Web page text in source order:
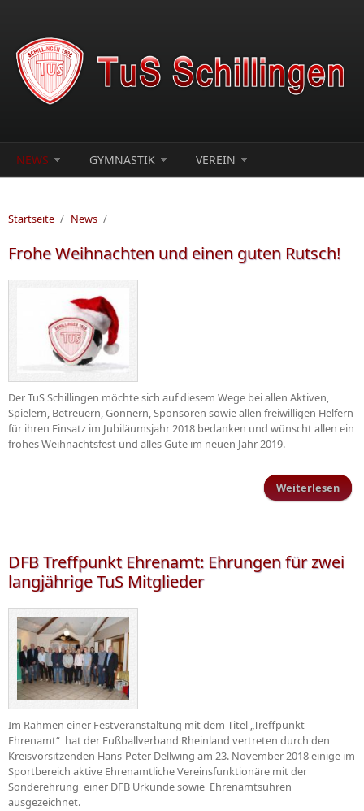
NEWS GYMNASTIK VEREIN
Startseite / News /
Frohe Weihnachten und einen guten Rutsch!
Der TuS Schillingen möchte sich auf diesem Wege bei allen Aktiven,
Spielern, Betreuern, Gönnern, Sponsoren sowie allen freiwilligen Helfern
für ihren Einsatz im Jubiläumsjahr 2018 bedanken und wünscht allen ein
frohes Weihnachtsfest und alles Gute im neuen Jahr 2019.
Weiterlesen
DFB Treffpunkt Ehrenamt: Ehrungen für zwei
langjährige TuS Mitglieder
Im Rahmen einer Festveranstaltung mit dem Titel „Treffpunkt
Ehrenamt“ hat der Fußballverband Rheinland vertreten durch den
Kreisvorsitzenden Hans-Peter Dellwing am 23. November 2018 einige im
Sportbereich aktive Ehrenamtliche Vereinsfunktionäre mit der
Sonderehrung einer DFB Urkunde sowie Ehrenamtsuhren
ausgezeichnet.